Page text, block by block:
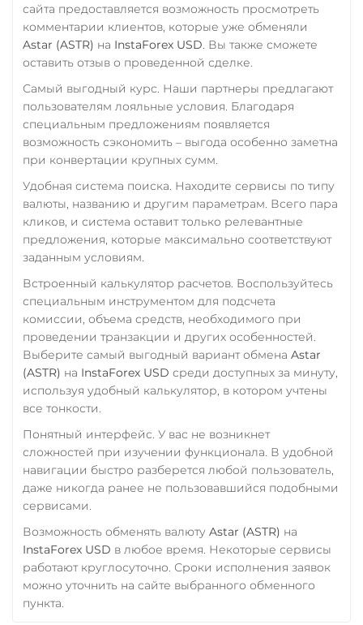
сайта предоставляется возможность просмотреть
комментарии клиентов, которые уже обменяли
Astar (ASTR) на InstaForex USD. Вы также сможете
оставить отзыв о проведенной сделке.
Самый выгодный курс. Наши партнеры предлагают
пользователям лояльные условия. Благодаря
специальным предложениям появляется
возможность сэкономить – выгода особенно заметна
при конвертации крупных сумм.
Удобная система поиска. Находите сервисы по типу
валюты, названию и другим параметрам. Всего пара
кликов, и система оставит только релевантные
предложения, которые максимально соответствуют
заданным условиям.
Встроенный калькулятор расчетов. Воспользуйтесь
специальным инструментом для подсчета
комиссии, объема средств, необходимого при
проведении транзакции и других особенностей.
Выберите самый выгодный вариант обмена Astar
(ASTR) на InstaForex USD среди доступных за минуту,
используя удобный калькулятор, в котором учтены
все тонкости.
Понятный интерфейс. У вас не возникнет
сложностей при изучении функционала. В удобной
навигации быстро разберется любой пользователь,
даже никогда ранее не пользовавшийся подобными
сервисами.
Возможность обменять валюту Astar (ASTR) на
InstaForex USD в любое время. Некоторые сервисы
работают круглосуточно. Сроки исполнения заявок
можно уточнить на сайте выбранного обменного
пункта.